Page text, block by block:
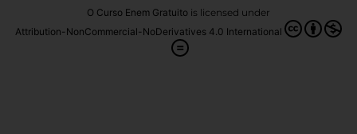
O Curso Enem Gratuito is licensed under
Attribution-NonCommercial-NoDerivatives 4.0 International